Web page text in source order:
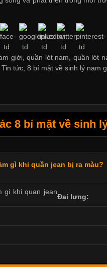
giới, quần lót nam, quần lót
Tin tức,8 bí mật về sinh lý nam
8 bí mật về sinh
gì khi quần jean bị ra màu?
Đai lưng: